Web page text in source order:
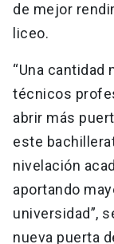
de mejor
liceo.
“Una cantidad
técnicos
abrir más
este
nivelación
aportando
universidad”,
nueva puerta